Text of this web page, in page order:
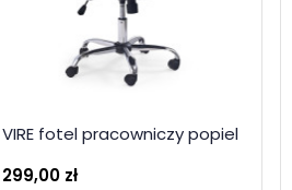
VIRE fotel pracowniczy popiel
299,00 zł